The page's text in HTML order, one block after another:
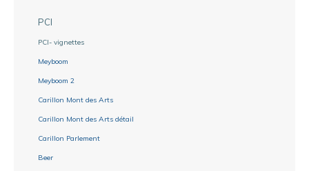
PCI
PCI- vignettes
Meyboom
Meyboom 2
Carillon Mont des Arts
Carillon Mont des Arts détail
Carillon Parlement
Beer